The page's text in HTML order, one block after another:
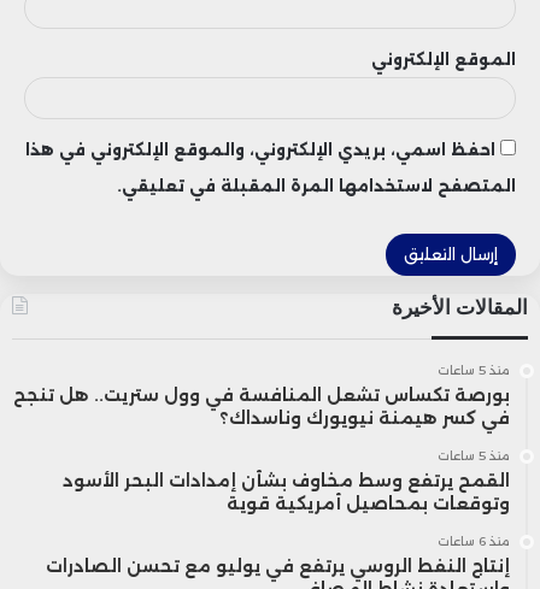
الموقع الإلكتروني
احفظ اسمي، بريدي الإلكتروني، والموقع الإلكتروني في هذا
المتصفح لاستخدامها المرة المقبلة في تعليقي.
المقالات الأخيرة
منذ 5 ساعات
بورصة تكساس تشعل المنافسة في وول ستريت.. هل تنجح
في كسر هيمنة نيويورك وناسداك؟
منذ 5 ساعات
القمح يرتفع وسط مخاوف بشأن إمدادات البحر الأسود
وتوقعات بمحاصيل أمريكية قوية
منذ 6 ساعات
إنتاج النفط الروسي يرتفع في يوليو مع تحسن الصادرات